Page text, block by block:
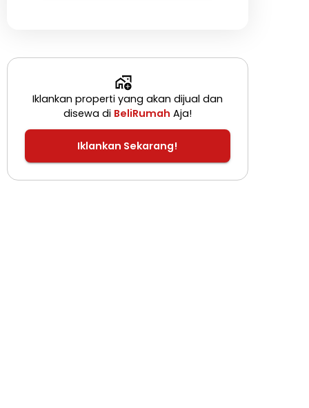
Iklankan properti yang akan dijual dan
disewa di BeliRumah Aja!
Iklankan Sekarang!